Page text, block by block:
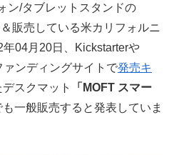
/タブレットスタンドの
販売している米カリフォルニ
04月20日、Kickstarterや
ンディングサイトで発売キ
デスクマット
「MOFT スマー
も一般販売すると発表していま